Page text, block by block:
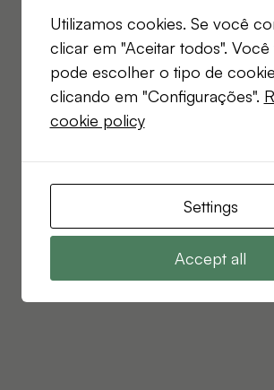
Utilizamos cookies. Se você
clicar em "Aceitar todos".
pode escolher o tipo de
clicando em "Configurações".
cookie policy
Settings
Accept all